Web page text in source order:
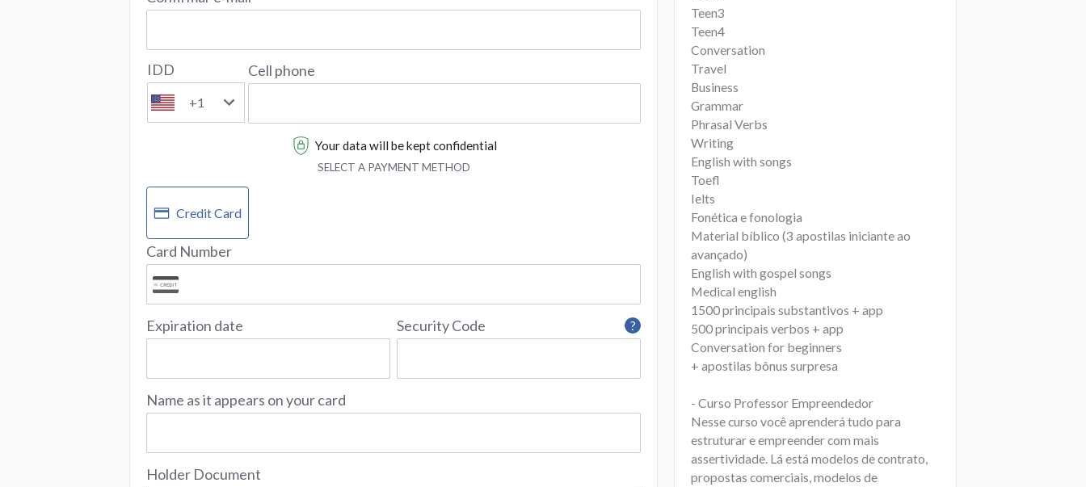
IDD
+1
Cell phone
Your data will be kept confidential
SELECT A PAYMENT METHOD
Credit Card
Card Number
Expiration date ?
Security Code
Name as it appears on your card
Holder Document
Teen3
Teen4
Conversation
Travel
Business
Grammar
Phrasal Verbs
Writing
English with songs
Toefl
Ielts
Fonética e fonologia
Material bíblico (3 apostilas iniciante ao
avançado)
English with gospel songs
Medical english
1500 principais substantivos + app
500 principais verbos + app
Conversation for beginners
+ apostilas bônus surpresa
- Curso Professor Empreendedor
Nesse curso você aprenderá tudo para
estruturar e empreender com mais
assertividade. Lá está modelos de contrato,
propostas comerciais, modelos de